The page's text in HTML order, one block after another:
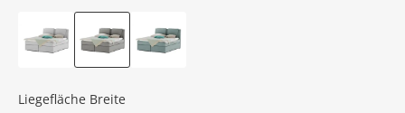
Liegefläche Breite